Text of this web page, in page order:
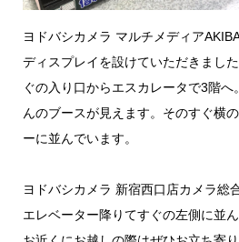
ヨドバシカメラ マルチメディア
ディスプレイを設けていただきまし
ぐの入り口からエスカレータで3階へ
んのブースが見えます。そのすぐ横
ーに並んでいます。
ヨドバシカメラ 新宿西口店カメラ総
エレベーター降りてすぐの左側に並ん